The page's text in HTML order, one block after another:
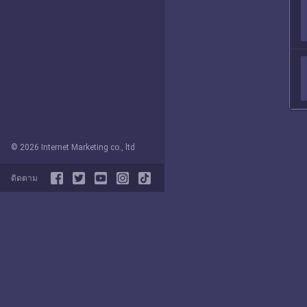
© 2026 Internet Marketing co., ltd
ติดตาม